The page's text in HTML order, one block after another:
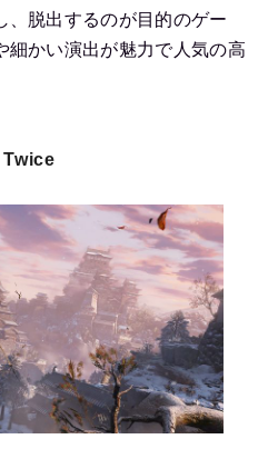
、脱出するのが目的のゲー
細かい演出が魅力で人気の高